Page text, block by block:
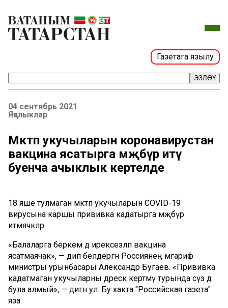
Газетага язылу
ЭЗЛӘҮ
04 сентябрь 2021
Яңалыклар
Мәктәп укучыларын коронавирустан
вакцина ясатырга мәҗбүр итү
буенча ачыклык кертелде
18 яше тулмаган мәктәп укучыларын COVID-19
вирусына каршы прививка кадатырга мәҗбүр
итмәячәкләр.
«Балаларга беркем дә ирексезләп вакцина
ясатмаячак», — дип белдергән Россиянең мәгариф
министры урынбасары Александр Бугаев. «Прививка
кадатмаган укучыларны дәрескә кертмәү турында сүз дә
була алмый», — дигән ул. Бу хакта "Российская газета"
яза.